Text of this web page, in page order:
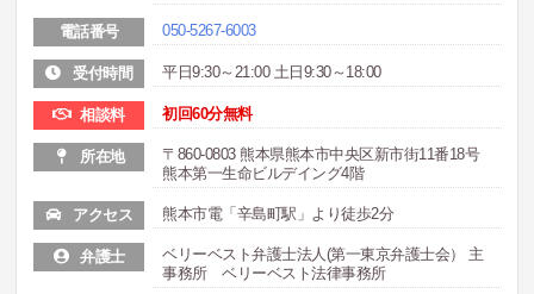
電話番号 050-5267-6003
受付時間 平日9:30～21:00 土日9:30～18:00
相談料 初回60分無料
所在地
〒860-0803 熊本県熊本市中央区新市街11番18号
熊本第一生命ビルデイング4階
アクセス 熊本市電「辛島町駅」より徒歩2分
弁護士
ベリーベスト弁護士法人(第一東京弁護士会） 主
事務所 ベリーベスト法律事務所